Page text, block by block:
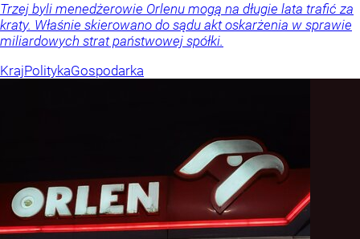
Trzej byli menedżerowie Orlenu mogą na długie lata trafić za
kraty. Właśnie skierowano do sądu akt oskarżenia w sprawie
miliardowych strat państwowej spółki.
KrajPolitykaGospodarka